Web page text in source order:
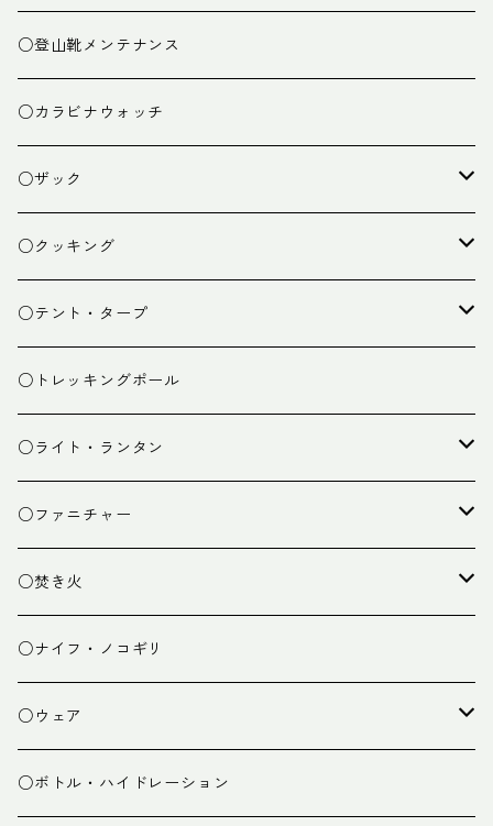
○登山靴メンテナンス
○カラビナウォッチ
○ザック
ザック
スタッフバッグ
ザック小物
○クッキング
クッカー
バーナー
カトラリー
クッキング小物
○テント・タープ
テント
タープ
ペグ・ハンマー・小物
○トレッキングポール
○ライト・ランタン
ライト
ランタン
○ファニチャー
テーブル
チェア
○焚き火
焚き火台
焚き火小物
○ナイフ・ノコギリ
○ウェア
ミドルレイヤー
○ボトル・ハイドレーション